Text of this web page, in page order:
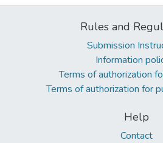
Rules and
Submission
Information
Terms of authorization
Terms of authorization for
Help
Contact